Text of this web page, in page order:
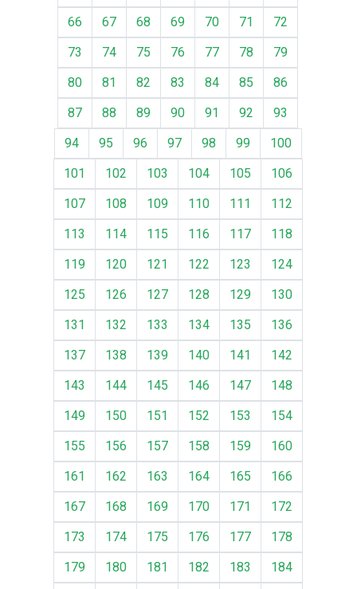
66
67 68 69 70 71
72
73
74 75 76 77 78
79
80
81 82 83 84 85
86
87
88 89 90 91 92
93
94
95 96 97 98 99
100
101
102 103 104 105
106
107
108 109 110 111
112
113
114 115 116 117
118
119
120 121 122 123
124
125
126 127 128 129
130
131
132 133 134 135
136
137
138 139 140 141
142
143
144 145 146 147
148
149
150 151 152 153
154
155
156 157 158 159
160
161
162 163 164 165
166
167
168 169 170 171
172
173
174 175 176 177
178
179
180 181 182 183
184